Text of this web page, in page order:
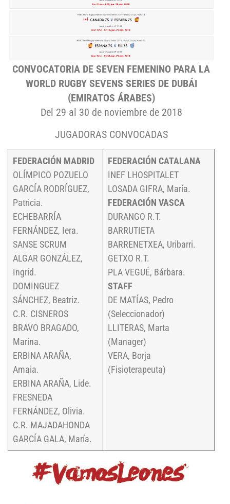
CONVOCATORIA DE SEVEN FEMENINO PARA LA
WORLD RUGBY SEVENS SERIES DE DUBÁI
(EMIRATOS ÁRABES)
Del 29 al 30 de noviembre de 2018
JUGADORAS CONVOCADAS
FEDERACIÓN MADRID
OLÍMPICO POZUELO
GARCÍA RODRÍGUEZ,
Patricia.
ECHEBARRÍA
FERNÁNDEZ, Iera.
SANSE SCRUM
ALGAR GONZÁLEZ,
Ingrid.
DOMINGUEZ
SÁNCHEZ, Beatriz.
C.R. CISNEROS
BRAVO BRAGADO,
Marina.
ERBINA ARAÑA,
Amaia.
ERBINA ARAÑA, Lide.
FRESNEDA
FERNÁNDEZ, Olivia.
C.R. MAJADAHONDA
GARCÍA GALA, María.
FEDERACIÓN CATALANA
INEF LHOSPITALET
LOSADA GIFRA, María.
FEDERACIÓN VASCA
DURANGO R.T.
BARRUTIETA
BARRENETXEA, Uribarri.
GETXO R.T.
PLA VEGUÉ, Bárbara.
STAFF
DE MATÍAS, Pedro
(Seleccionador)
LLITERAS, Marta
(Manager)
VERA, Borja
(Fisioterapeuta)